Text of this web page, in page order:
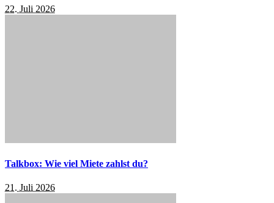
22. Juli 2026
Talkbox: Wie viel Miete zahlst du?
21. Juli 2026